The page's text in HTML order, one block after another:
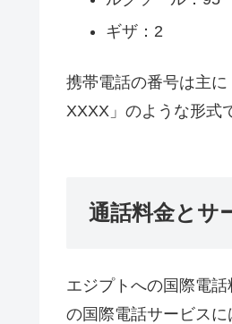
ギザ：2
携帯電話の番号は主
XXXX」のような形式
通話料金とサ
エジプトへの国際電
の国際電話サービスに